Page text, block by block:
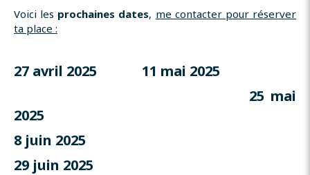
Voici les prochaines dates, me contacter pour réserver
ta place :
27 avril 2025 11 mai 2025
25 mai
2025
8 juin 2025
29 juin 2025